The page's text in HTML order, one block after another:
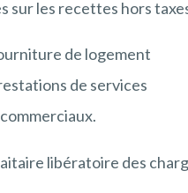
sur les recettes hors
de logement
de services
libératoire des